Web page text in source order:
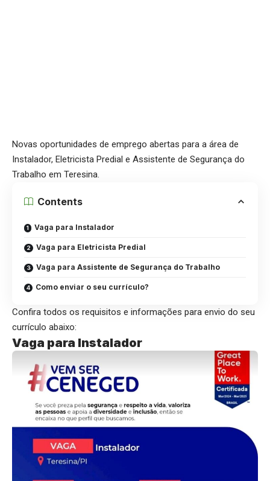
Novas oportunidades de emprego abertas para a área de
Instalador, Eletricista Predial e Assistente de Segurança do
Trabalho em Teresina.
Contents
Vaga para Instalador
Vaga para Eletricista Predial
Vaga para Assistente de Segurança do Trabalho
Como enviar o seu currículo?
Confira todos os requisitos e informações para envio do seu
currículo abaixo:
Vaga para Instalador